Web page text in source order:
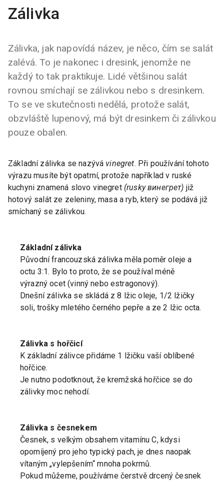
Zálivka
Zálivka, jak napovídá název, je něco, čím se salát
zalévá. To je nakonec i dresink, jenomže ne
každý to tak praktikuje. Lidé většinou salát
rovnou smíchají se zálivkou nebo s dresinkem.
To se ve skutečnosti nedělá, protože salát,
obzvláště lupenový, má být dresinkem či zálivkou
pouze obalen.
Základní zálivka se nazývá vinegret. Při používání tohoto
výrazu musíte být opatrní, protože například v ruské
kuchyni znamená slovo vinegret (rusky винегрет) již
hotový salát ze zeleniny, masa a ryb, který se podává již
smíchaný se zálivkou.
Základní zálivka
Původní francouzská zálivka měla poměr oleje a
octu 3:1. Bylo to proto, že se používal méně
výrazný ocet (vinný nebo estragonový).
Dnešní zálivka se skládá z 8 lžic oleje, 1/2 lžičky
soli, trošky mletého černého pepře a ze 2 lžic octa.
Zálivka s hořčicí
K základní zálivce přidáme 1 lžičku vaší oblíbené
hořčice.
Je nutno podotknout, že kremžská hořčice se do
zálivky moc nehodí.
Zálivka s česnekem
Česnek, s velkým obsahem vitamínu C, kdysi
opomíjený pro jeho typický pach, je dnes naopak
vítaným „vylepšením“ mnoha pokrmů.
Pokud můžeme, používáme čerstvě drcený česnek